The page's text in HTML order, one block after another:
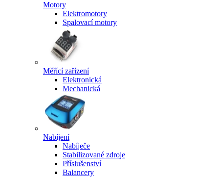
Motory
Elektromotory
Spalovací motory
Měřící zařízení
Elektronická
Mechanická
Nabíjení
Nabíječe
Stabilizované zdroje
Příslušenství
Balancery